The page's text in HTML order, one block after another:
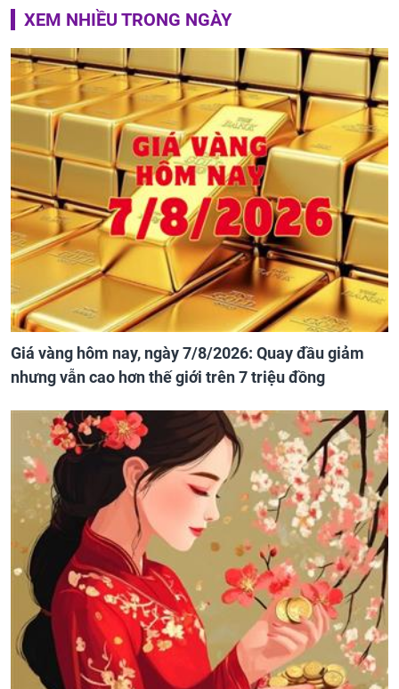
XEM NHIỀU TRONG NGÀY
Giá vàng hôm nay, ngày 7/8/2026: Quay đầu giảm
nhưng vẫn cao hơn thế giới trên 7 triệu đồng